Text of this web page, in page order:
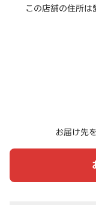
この店舗の住所は
お届け先